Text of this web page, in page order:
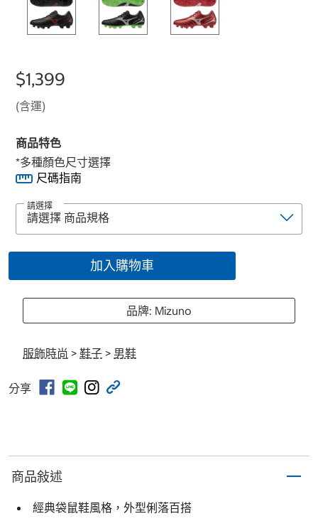
$1,399
(含運)
商品特色
*多種顏色尺寸選擇
尺碼指南
請選擇
加入購物車
品牌: Mizuno
服飾時尚 > 鞋子 > 男鞋
分享
商品敍述
經典袋鼠鞋風格，外型俐落百搭